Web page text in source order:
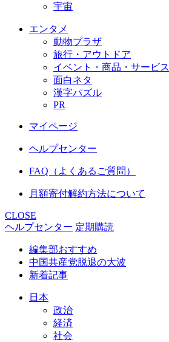
宇宙
エンタメ
動物プラザ
旅行・アウトドア
イベント・商品・サービス
面白ネタ
漢字パズル
PR
マイページ
ヘルプセンター
FAQ（よくあるご質問）
月額寄付解約方法について
CLOSE
ヘルプセンター 定期購読
編集部おすすめ
中国共産党脱退の大波
新着記事
日本
政治
経済
社会